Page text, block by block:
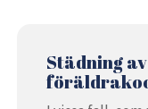
Städning